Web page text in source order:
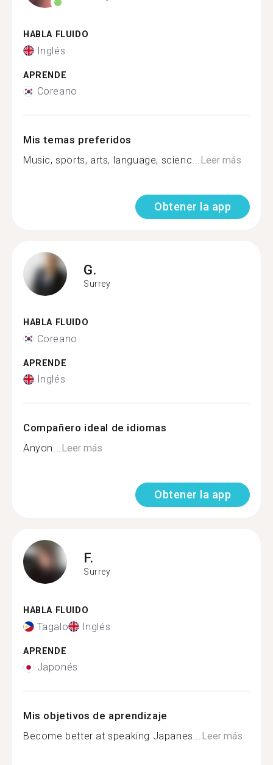
HABLA FLUIDO
Inglés
APRENDE
Coreano
Mis temas preferidos
Music, sports, arts, language, scienc...Leer más
Obtener la app
G.
Surrey
HABLA FLUIDO
Coreano
APRENDE
Inglés
Compañero ideal de idiomas
Anyon...Leer más
Obtener la app
F.
Surrey
HABLA FLUIDO
Tagalo Inglés
APRENDE
Japonés
Mis objetivos de aprendizaje
Become better at speaking Japanes...Leer más